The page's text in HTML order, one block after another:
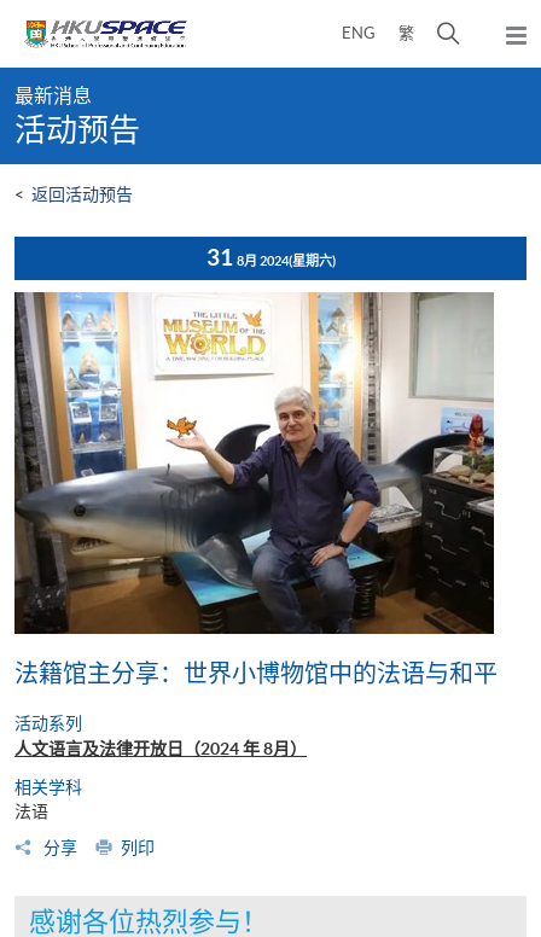
content
ENG 繁
开
弹
出
content
start
最新消息
活动预告
< 返回活动预告
31 8月 2024(星期六)
法籍馆主分享：世界小博物馆中的法语与和平
活动系列
人文语言及法律开放日（2024 年 8月）
相关学科
法语
分享
列印
感谢各位热烈参与！